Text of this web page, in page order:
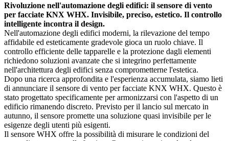
Rivoluzione nell'automazione degli edifici: il sensore di vento
per facciate KNX WHX. Invisibile, preciso, estetico. Il controllo
intelligente incontra il design.
Nell'automazione degli edifici moderni, la rilevazione del tempo
affidabile ed esteticamente gradevole gioca un ruolo chiave. Il
controllo efficiente delle tapparelle e la protezione dagli elementi
richiedono soluzioni avanzate che si integrino perfettamente
nell'architettura degli edifici senza comprometterne l'estetica.
Dopo una ricerca approfondita e l'esperienza accumulata, siamo lieti
di annunciare il sensore di vento per facciate KNX WHX. Questo è
stato progettato specificamente per armonizzarsi con l'aspetto di un
edificio rimanendo discreto. Previsto per il lancio sul mercato in
autunno, il sensore promette una soluzione quasi invisibile per le
esigenze degli utenti più esigenti.
Il sensore WHX offre la possibilità di misurare le condizioni del